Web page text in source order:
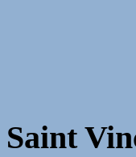
Saint